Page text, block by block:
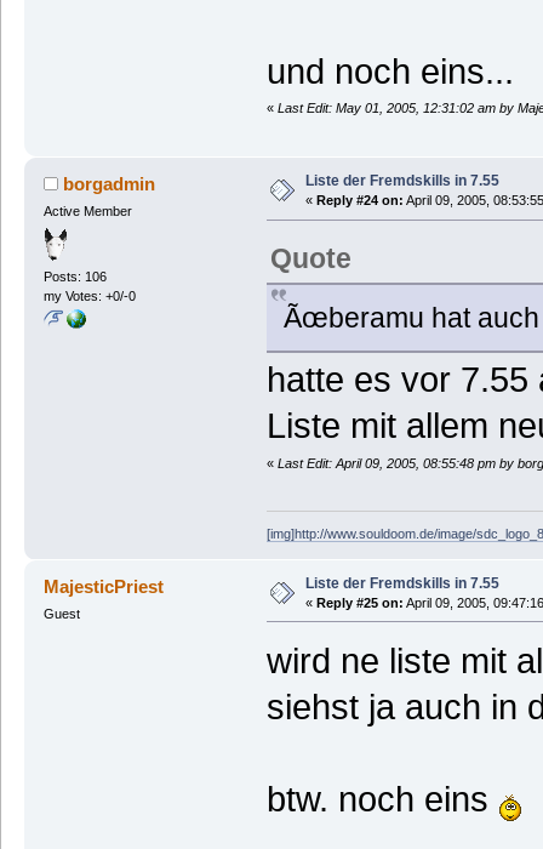
und noch eins...
« Last Edit: May 01, 2005, 12:31:02 am by
borgadmin
Active Member
Posts: 106
my Votes: +0/-0
Liste der Fremdskills in 7.55
« Reply #24 on: April 09, 2005,
Quote
Ãœberamu hat auch
hatte es vor
Liste mit allem
« Last Edit: April 09, 2005, 08:55:48 pm by
[img]http://www.souldoom.de/image/
MajesticPriest
Guest
Liste der Fremdskills in 7.55
« Reply #25 on: April 09, 2005,
wird ne liste mit
siehst ja auch in
btw. noch eins